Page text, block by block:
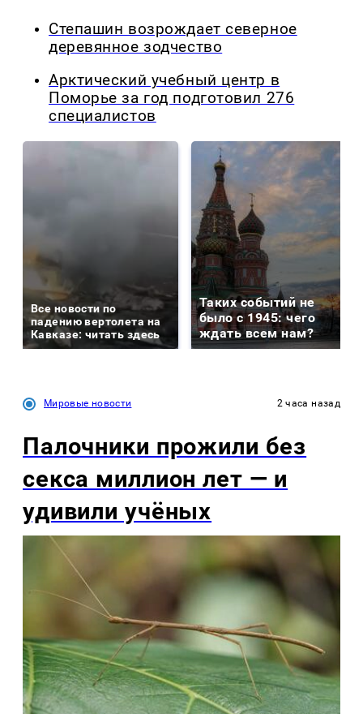
Степашин возрождает северное
деревянное зодчество
Арктический учебный центр в
Поморье за год подготовил 276
специалистов
Все новости по
падению вертолета на
Кавказе: читать здесь
Таких событий не
было с 1945: чего
ждать всем нам?
Мировые новости 2 часа назад
Палочники прожили без
секса миллион лет — и
удивили учёных